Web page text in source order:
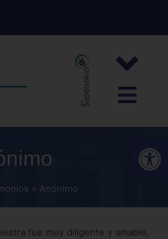
Anónimo
fue muy diligente y amable,